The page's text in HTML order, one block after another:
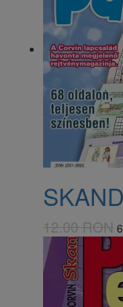
12.00 RON